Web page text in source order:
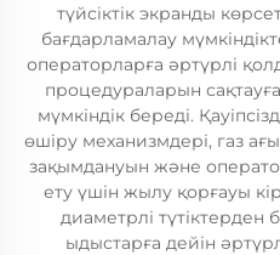
түйсіктік экранды
бағдарламалау
операторларға әртүрлі
процедураларын
мүмкіндік береді.
өшіру механизмдері, газ
зақымдануын және
ету үшін жылу қорғауы
диаметрлі түтіктерден
ыдыстарға дейін